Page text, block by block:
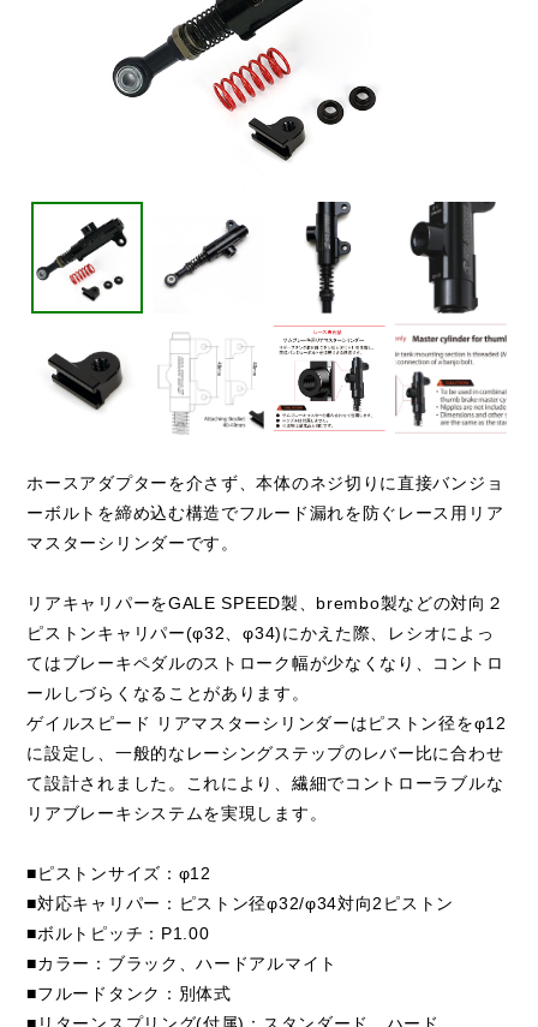
ホースアダプターを介さず、本体のネジ切りに直接バンジョ
ーボルトを締め込む構造でフルード漏れを防ぐレース用リア
マスターシリンダーです。
リアキャリパーをGALE SPEED製、brembo製などの対向２
ピストンキャリパー(φ32、φ34)にかえた際、レシオによっ
てはブレーキペダルのストローク幅が少なくなり、コントロ
ールしづらくなることがあります。
ゲイルスピード リアマスターシリンダーはピストン径をφ12
に設定し、一般的なレーシングステップのレバー比に合わせ
て設計されました。これにより、繊細でコントローラブルな
リアブレーキシステムを実現します。
■ピストンサイズ：φ12
■対応キャリパー：ピストン径φ32/φ34対向2ピストン
■ボルトピッチ：P1.00
■カラー：ブラック、ハードアルマイト
■フルードタンク：別体式
■リターンスプリング(付属)：スタンダード、ハード